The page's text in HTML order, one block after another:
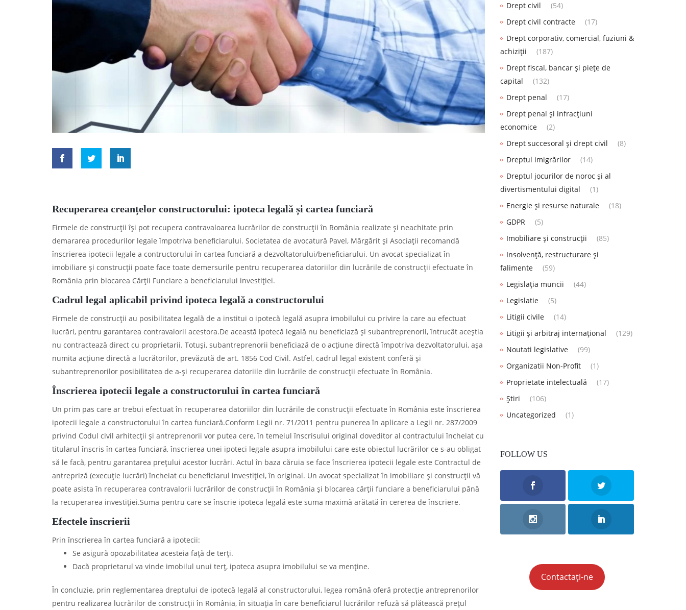
Recuperarea creanțelor constructorului: ipoteca legală și cartea funciară
Firmele de construcții își pot recupera contravaloarea lucrărilor de construcții în România realizate și neachitate prin
demararea procedurilor legale împotriva beneficiarului. Societatea de avocatură Pavel, Mărgărit și Asociații recomandă
înscrierea ipotecii legale a contructorului în cartea funciară a dezvoltatorului/beneficiarului. Un avocat specializat în
imobiliare și construcții poate face toate demersurile pentru recuperarea datoriilor din lucrările de construcții efectuate în
România prin blocarea Cărții Funciare a beneficiarului investiției.
Cadrul legal aplicabil privind ipoteca legală a constructorului
Firmele de construcții au posibilitatea legală de a institui o ipotecă legală asupra imobilului cu privire la care au efectuat
lucrări, pentru garantarea contravalorii acestora.De această ipotecă legală nu beneficiază și subantreprenorii, întrucât aceștia
nu contractează direct cu proprietarii. Totuși, subantreprenorii beneficiază de o acțiune directă împotriva dezvoltatorului, așa
numita acțiune directă a lucrătorilor, prevăzută de art. 1856 Cod Civil. Astfel, cadrul legal existent conferă și
subantreprenorilor posibilitatea de a-și recuperarea datoriile din lucrările de construcții efectuate în România.
Înscrierea ipotecii legale a constructorului în cartea funciară
Un prim pas care ar trebui efectuat în recuperarea datoriilor din lucrările de construcții efectuate în România este înscrierea
ipotecii legale a constructorului în cartea funciară.Conform Legii nr. 71/2011 pentru punerea în aplicare a Legii nr. 287/2009
privind Codul civil arhitecții și antreprenorii vor putea cere, în temeiul înscrisului original doveditor al contractului încheiat cu
titularul înscris în cartea funciară, înscrierea unei ipoteci legale asupra imobilului care este obiectul lucrărilor ce s-au obligat
să le facă, pentru garantarea prețului acestor lucrări. Actul în baza căruia se face înscrierea ipotecii legale este Contractul de
antrepriză (execuție lucrări) încheiat cu beneficiarul investiției, în original. Un avocat specializat în imobiliare și construcții vă
poate asista în recuperarea contravalorii lucrărilor de construcții în România și blocarea cărții funciare a beneficiarului până
la recuperarea investiției.Suma pentru care se înscrie ipoteca legală este suma maximă arătată în cererea de înscriere.
Efectele înscrierii
Prin înscrierea în cartea funciară a ipotecii:
Se asigură opozabilitatea acesteia față de terți.
Dacă proprietarul va vinde imobilul unui terț, ipoteca asupra imobilului se va menține.
În concluzie, prin reglementarea dreptului de ipotecă legală al constructorului, legea română oferă protecție antreprenorilor
pentru realizarea lucrărilor de construcții în România, în situația în care beneficiarul lucrărilor refuză să plătească prețul
Drept civil
(54)
Drept civil contracte
(17)
Drept corporativ, comercial, fuziuni &
achiziții
(187)
Drept fiscal, bancar și piețe de
capital
(132)
Drept penal
(17)
Drept penal și infracțiuni
economice
(2)
Drept succesoral și drept civil
(8)
Dreptul imigrărilor
(14)
Dreptul jocurilor de noroc și al
divertismentului digital
(1)
Energie și resurse naturale
(18)
GDPR
(5)
Imobiliare și construcții
(85)
Insolvență, restructurare și
falimente
(59)
Legislația muncii
(44)
Legislatie
(5)
Litigii civile
(14)
Litigii și arbitraj internațional
(129)
Noutati legislative
(99)
Organizatii Non-Profit
(1)
Proprietate intelectuală
(17)
Știri
(106)
Uncategorized
(1)
FOLLOW US
Contactați-ne